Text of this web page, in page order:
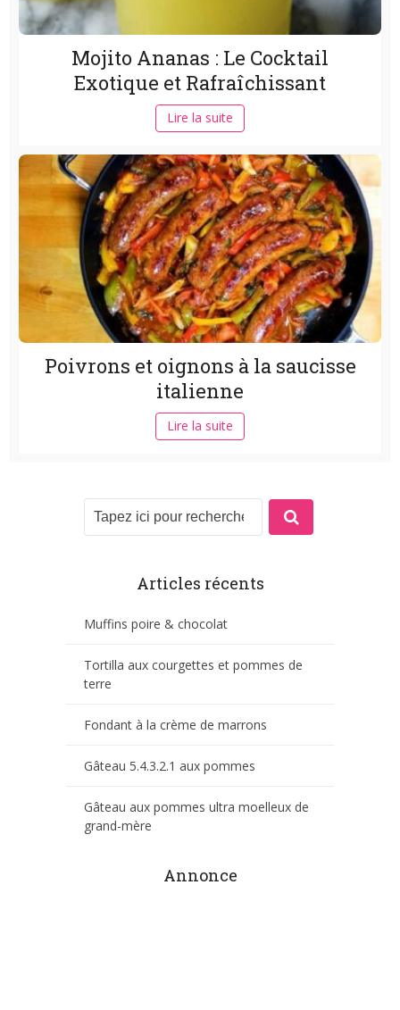
Mojito Ananas : Le Cocktail
Exotique et Rafraîchissant
Lire la suite
Poivrons et oignons à la saucisse
italienne
Lire la suite
Articles récents
Muffins poire & chocolat
Tortilla aux courgettes et pommes de
terre
Fondant à la crème de marrons
Gâteau 5.4.3.2.1 aux pommes
Gâteau aux pommes ultra moelleux de
grand-mère
Annonce